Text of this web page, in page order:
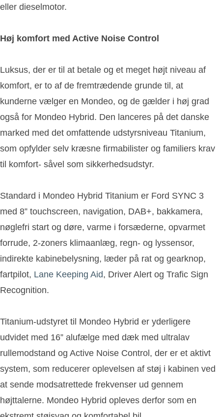
eller dieselmotor.
Høj komfort med Active Noise Control
Luksus, der er til at betale og et meget højt niveau af
komfort, er to af de fremtrædende grunde til, at
kunderne vælger en Mondeo, og de gælder i høj grad
også for Mondeo Hybrid. Den lanceres på det danske
marked med det omfattende udstyrsniveau Titanium,
som opfylder selv kræsne firmabilister og familiers krav
til komfort- såvel som sikkerhedsudstyr.
Standard i Mondeo Hybrid Titanium er Ford SYNC 3
med 8” touchscreen, navigation, DAB+, bakkamera,
nøglefri start og døre, varme i forsæderne, opvarmet
forrude, 2-zoners klimaanlæg, regn- og lyssensor,
indirekte kabinebelysning, læder på rat og gearknop,
fartpilot, Lane Keeping Aid, Driver Alert og Trafic Sign
Recognition.
Titanium-udstyret til Mondeo Hybrid er yderligere
udvidet med 16” alufælge med dæk med ultralav
rullemodstand og Active Noise Control, der er et aktivt
system, som reducerer oplevelsen af støj i kabinen ved
at sende modsatrettede frekvenser ud gennem
højttalerne. Mondeo Hybrid opleves derfor som en